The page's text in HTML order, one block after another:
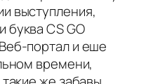
выступления,
CS GO
портал и еше
времени,